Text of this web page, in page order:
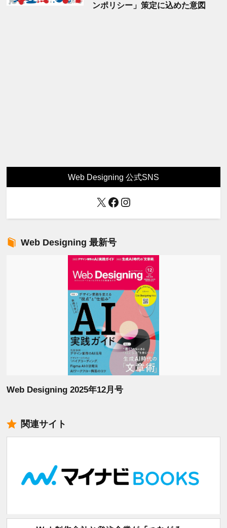
ンポリシー」策定に込めた意図
Web Designing 公式SNS
X Facebook
Instagram
Web Designing 最新号
Web Designing 2025年12月号
関連サイト